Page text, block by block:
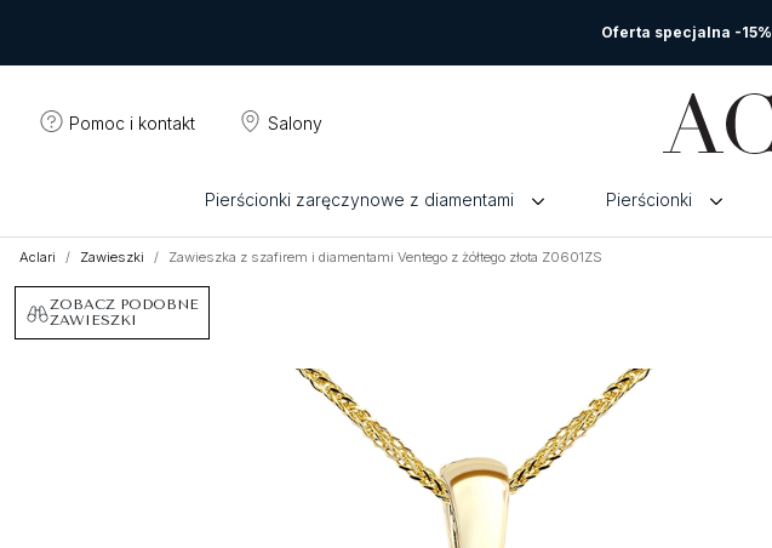
Oferta specjalna -15%
Pomoc i kontakt Salony
Pierścionki zaręczynowe z diamentami Pierścionki
Aclari Zawieszki Zawieszka z szafirem i diamentami Ventego z żółtego złota Z0601ZS
ZOBACZ PODOBNE
ZAWIESZKI